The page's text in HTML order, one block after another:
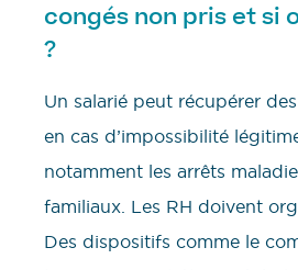
congés non pris et si
?
Un salarié peut récupérer
en cas d’impossibilité
notamment les arrêts
familiaux. Les RH doivent
Des dispositifs comme le